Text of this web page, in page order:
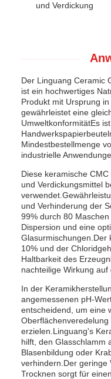
und Verdickung
Der Linguang Ceramic
ist ein hochwertiges
Produkt mit Ursprung
gewährleistet eine
UmweltkonformitätEs
Mindestbestellmenge
industrielle
Diese keramische
und Verdickungsmittel
und Verhinderung der
99% durch 80
Dispersion und eine
Glasurmischungen.Der
10% und der
Haltbarkeit des
nachteilige Wirkung auf
In der
angemessenen pH-
entscheidend, um eine
erzielen.Linguang's
hilft, den Glasschlamm
Blasenbildung oder
verhindern.Der geringe
Trocknen sorgt für